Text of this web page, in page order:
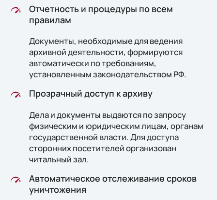
Отчетность и процедуры по всем
правилам
Документы, необходимые для ведения
архивной деятельности, формируются
автоматически по требованиям,
установленным законодательством РФ.
Прозрачный доступ к архиву
Дела и документы выдаются по запросу
физическим и юридическим лицам, органам
государственной власти. Для доступа
сторонних посетителей организован
читальный зал.
Автоматическое отслеживание сроков
уничтожения